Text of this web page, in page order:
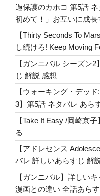
グ
ル
ス』
解
説
Chris
Cornel
and
Singles’
Soundtrack”
の
過保護のカホコ 第5話
初めて！」お互いに成長
【Thirty Seconds To
し続けろ! Keep Moving
【ガンニバル シーズン
じ 解説 感想
【ウォーキング・デッ
3】第5話 ネタバレ あら
【Take It Easy /岡崎京
る
【アドレセンス
バレ 詳しいあらすじ 解
【ガンニバル】詳しい
漫画との違い 全話あら